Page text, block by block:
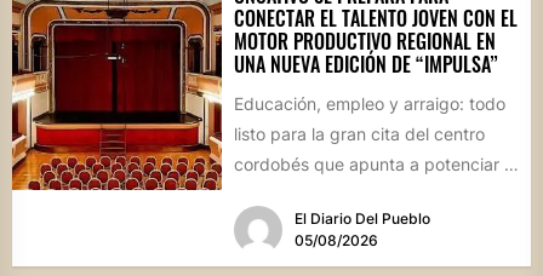
CONECTAR EL TALENTO JOVEN CON EL
MOTOR PRODUCTIVO REGIONAL EN
UNA NUEVA EDICIÓN DE “IMPULSA”
Educación, empleo y arraigo: todo
listo para la gran cita del centro
cordobés que apunta a potenciar el
El Diario Del Pueblo
05/08/2026